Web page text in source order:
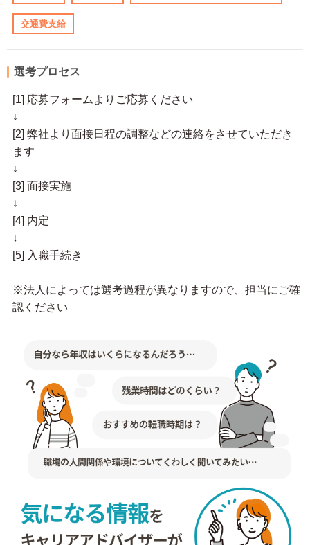
交通費支給
選考プロセス
[1] 応募フォームよりご応募ください
↓
[2] 弊社より面接日程の調整などの連絡をさせていただき
ます
↓
[3] 面接実施
↓
[4] 内定
↓
[5] 入職手続き
※法人によっては選考過程が異なりますので、担当にご確
認ください